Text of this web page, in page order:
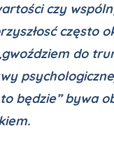
czy
często
do
będzie” bywa